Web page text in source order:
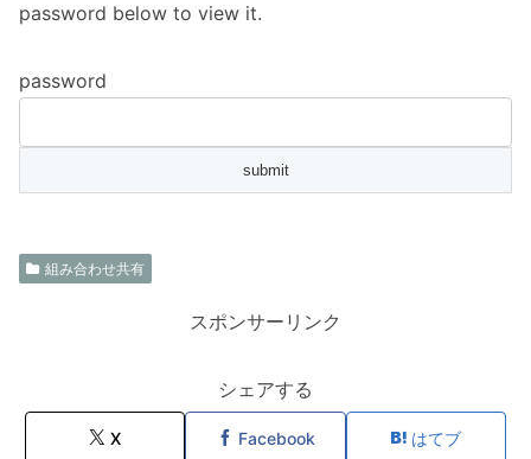
password below to view it.
password
組み合わせ共有
スポンサーリンク
シェアする
X Facebook はてブ